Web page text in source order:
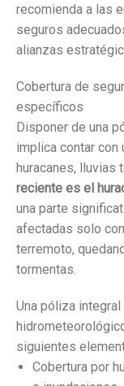
recomienda a las
seguros
alianzas
Cobertura de
específicos
Disponer de una
implica contar con
huracanes, lluvias
reciente es el
una parte
afectadas solo
terremoto,
tormentas.
Una póliza
siguientes
Cobertura por